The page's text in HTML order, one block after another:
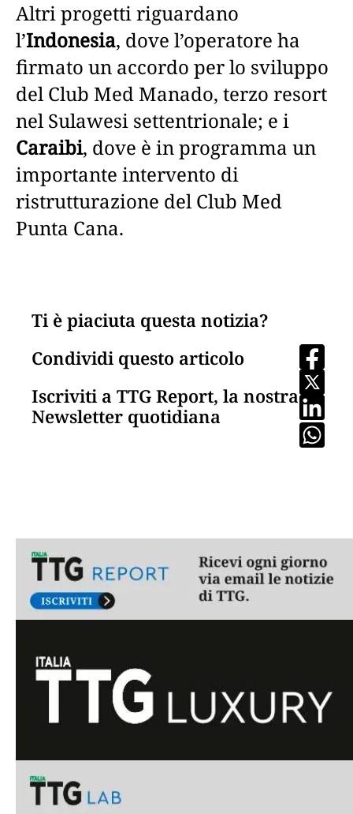
Altri progetti riguardano
l’Indonesia, dove l’operatore ha
firmato un accordo per lo sviluppo
del Club Med Manado, terzo resort
nel Sulawesi settentrionale; e i
Caraibi, dove è in programma un
importante intervento di
ristrutturazione del Club Med
Punta Cana.
Ti è piaciuta questa notizia?
Condividi questo articolo
Iscriviti a TTG Report, la nostra
Newsletter quotidiana